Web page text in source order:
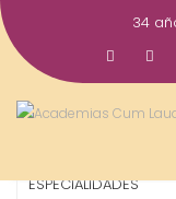
Saltar
al
contenido
34
Nov
2019
Gestor
ESPECIALIDADES